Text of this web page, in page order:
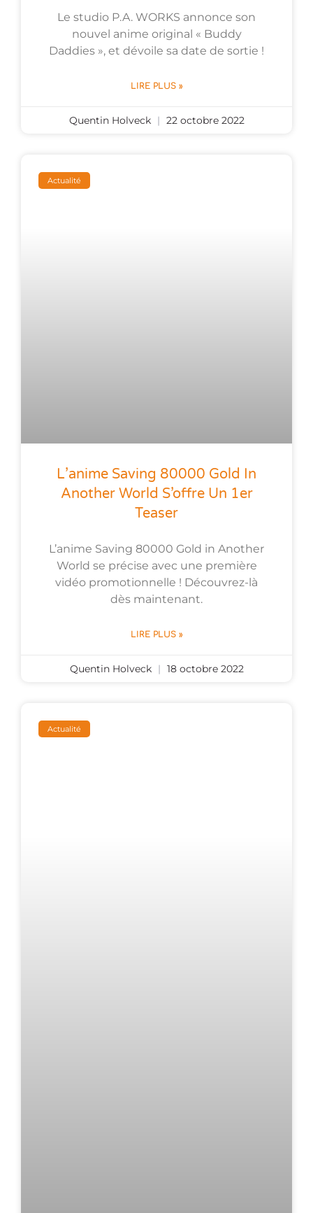
Le studio P.A. WORKS annonce son
nouvel anime original « Buddy
Daddies », et dévoile sa date de sortie !
LIRE PLUS »
Quentin Holveck 22 octobre 2022
Actualité
L’anime Saving 80000 Gold In
Another World S’offre Un 1er
Teaser
L’anime Saving 80000 Gold in Another
World se précise avec une première
vidéo promotionnelle ! Découvrez-là
dès maintenant.
LIRE PLUS »
Quentin Holveck 18 octobre 2022
Actualité